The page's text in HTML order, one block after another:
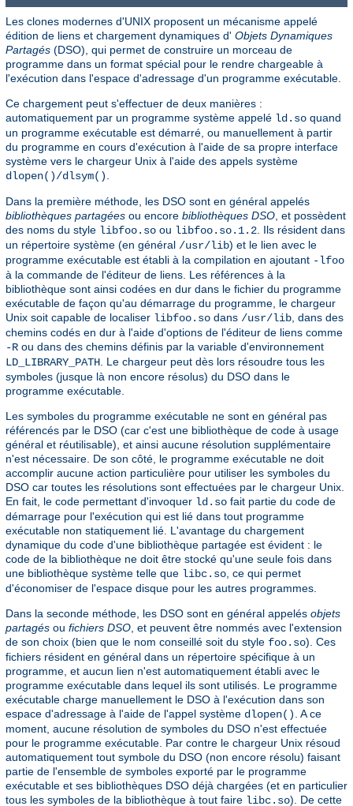
Les clones modernes d'UNIX proposent un mécanisme appelé
édition de liens et chargement dynamiques d' Objets Dynamiques
Partagés (DSO), qui permet de construire un morceau de
programme dans un format spécial pour le rendre chargeable à
l'exécution dans l'espace d'adressage d'un programme exécutable.
Ce chargement peut s'effectuer de deux manières :
automatiquement par un programme système appelé ld.so quand
un programme exécutable est démarré, ou manuellement à partir
du programme en cours d'exécution à l'aide de sa propre interface
système vers le chargeur Unix à l'aide des appels système
dlopen()/dlsym()
Dans la première méthode, les DSO sont en général appelés
bibliothèques partagées ou encore bibliothèques DSO , et possèdent
des noms du style libfoo.so ou libfoo.so.1.2 . Ils résident dans
un répertoire système (en général /usr/lib) et le lien avec le
programme exécutable est établi à la compilation en ajoutant -lfoo
à la commande de l'éditeur de liens. Les références à la
bibliothèque sont ainsi codées en dur dans le fichier du programme
exécutable de façon qu'au démarrage du programme, le chargeur
Unix soit capable de localiser libfoo.so dans /usr/lib , dans des
chemins codés en dur à l'aide d'options de l'éditeur de liens comme
-R ou dans des chemins définis par la variable d'environnement
LD_LIBRARY_PATH . Le chargeur peut dès lors résoudre tous les
symboles (jusque là non encore résolus) du DSO dans le
programme exécutable.
Les symboles du programme exécutable ne sont en général pas
référencés par le DSO (car c'est une bibliothèque de code à usage
général et réutilisable), et ainsi aucune résolution supplémentaire
n'est nécessaire. De son côté, le programme exécutable ne doit
accomplir aucune action particulière pour utiliser les symboles du
DSO car toutes les résolutions sont effectuées par le chargeur Unix.
En fait, le code permettant d'invoquer ld.so fait partie du code de
démarrage pour l'exécution qui est lié dans tout programme
exécutable non statiquement lié. L'avantage du chargement
dynamique du code d'une bibliothèque partagée est évident : le
code de la bibliothèque ne doit être stocké qu'une seule fois dans
une bibliothèque système telle que libc.so , ce qui permet
d'économiser de l'espace disque pour les autres programmes.
Dans la seconde méthode, les DSO sont en général appelés objets
partagés ou fichiers DSO , et peuvent être nommés avec l'extension
de son choix (bien que le nom conseillé soit du style foo.so). Ces
fichiers résident en général dans un répertoire spécifique à un
programme, et aucun lien n'est automatiquement établi avec le
programme exécutable dans lequel ils sont utilisés. Le programme
exécutable charge manuellement le DSO à l'exécution dans son
espace d'adressage à l'aide de l'appel système dlopen() . A ce
moment, aucune résolution de symboles du DSO n'est effectuée
pour le programme exécutable. Par contre le chargeur Unix résoud
automatiquement tout symbole du DSO (non encore résolu) faisant
partie de l'ensemble de symboles exporté par le programme
exécutable et ses bibliothèques DSO déjà chargées (et en particulier
tous les symboles de la bibliothèque à tout faire libc.so). De cette